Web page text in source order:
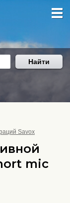
Найти
Savox
mic